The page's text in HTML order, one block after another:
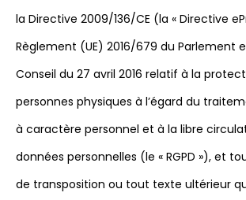
la Directive 2009/136/CE (la « Directive
Règlement (UE) 2016/679 du Parlement
Conseil du 27 avril 2016 relatif à la
personnes physiques à l’égard du
à caractère personnel et à la libre
données personnelles (le « RGPD »), et
de transposition ou tout texte ultérieur